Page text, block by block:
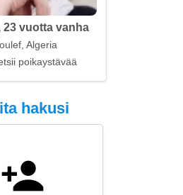
23 vuotta vanha
Algeria
poikaystävää
hakusi